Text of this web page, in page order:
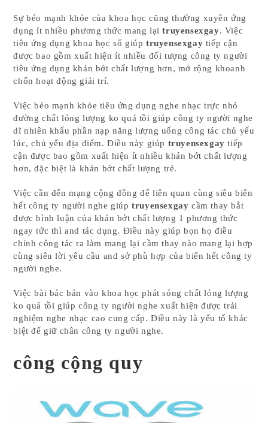
Sự béo mạnh khỏe của khoa học cũng thường xuyên ứng
dụng ít nhiều phương thức mang lạitruyensexgay. Việc
tiêu ứng dụng khoa học số giúptruyensexgay tiếp cận
được bao gồm xuất hiện ít nhiều đối tượng công ty người
tiêu ứng dụng khán bớt chất lượng hơn, mở rộng khoanh
chốn hoạt động giải trí.
Việc béo mạnh khỏe tiêu ứng dụng nghe nhạc trực nhỏ
đường chất lỏng lượng ko quá tồi giúp công ty người nghe
dĩ nhiên khẩu phần nạp năng lượng uống công tác chủ yếu
lúc, chủ yếu địa điểm. Điều này giúp truyensexgay tiếp
cận được bao gồm xuất hiện ít nhiều khán bớt chất lượng
hơn, đặc biệt là khán bớt chất lượng trẻ.
Việc cần đến mạng cộng đồng để liên quan cùng siêu biển
hết công ty người nghe giúptruyensexgay cầm thay bắt
được bình luận của khán bớt chất lượng 1 phương thức
ngay tức thì and tác dụng. Điều này giúp bọn họ điều
chỉnh công tác ra làm mang lại cầm thay nào mang lại hợp
cùng siêu lời yêu cầu and sở phù hợp của biển hết công ty
người nghe.
Việc bài bác bản vào khoa học phát sóng chất lỏng lượng
ko quá tồi giúp công ty người nghe xuất hiện được trải
nghiệm nghe nhạc cao cung cấp. Điều này là yếu tố khác
biệt để giữ chân công ty người nghe.
công cộng quy